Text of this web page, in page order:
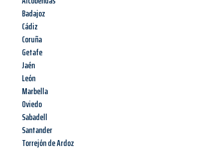
Badajoz
Cádiz
Coruña
Getafe
Jaén
León
Marbella
Oviedo
Sabadell
Santander
Torrejón de Ardoz